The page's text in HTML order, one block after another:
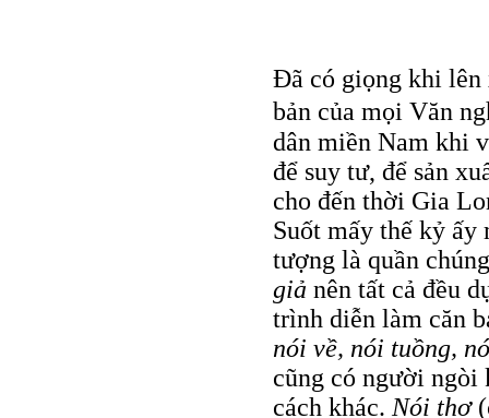
Đã có giọng khi lên
bản của mọi Văn
dân miền Nam khi
để suy tư, để sản
cho đến thời Gia
Suốt mấy thế kỷ ấy
tượng là quần
giả nên tất cả đều
trình diễn làm căn
nói về, nói tuồng,
cũng có người ngòi
cách khác. Nói thơ